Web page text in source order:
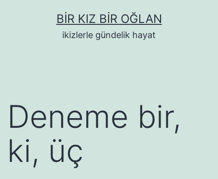
BIR KIZ BIR OĞLAN
ikizlerle gündelik hayat
Deneme bir,
ki, üç